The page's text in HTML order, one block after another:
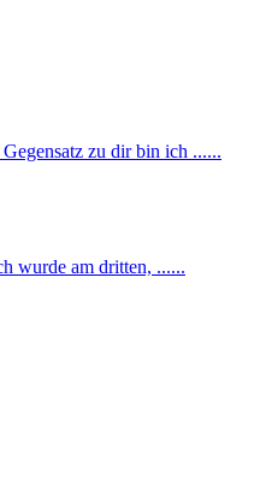
zu dir bin ich ......
wurde am dritten, ......